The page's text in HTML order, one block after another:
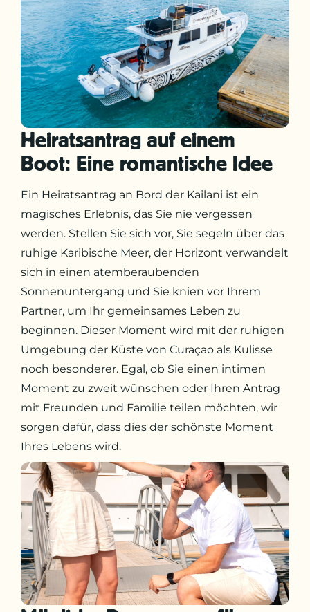
Heiratsantrag auf einem
Boot: Eine romantische Idee
Ein Heiratsantrag an Bord der Kailani ist ein
magisches Erlebnis, das Sie nie vergessen
werden. Stellen Sie sich vor, Sie segeln über das
ruhige Karibische Meer, der Horizont verwandelt
sich in einen atemberaubenden
Sonnenuntergang und Sie knien vor Ihrem
Partner, um Ihr gemeinsames Leben zu
beginnen. Dieser Moment wird mit der ruhigen
Umgebung der Küste von Curaçao als Kulisse
noch besonderer. Egal, ob Sie einen intimen
Moment zu zweit wünschen oder Ihren Antrag
mit Freunden und Familie teilen möchten, wir
sorgen dafür, dass dies der schönste Moment
Ihres Lebens wird.